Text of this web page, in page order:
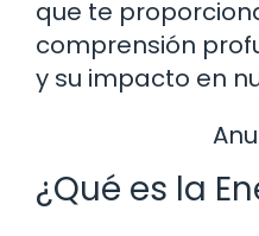
que te
comprensión
y su impacto en
¿Qué es la